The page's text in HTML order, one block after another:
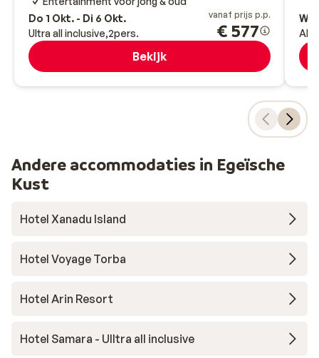
Do 1 Okt. - Di 6 Okt.
Ultra all inclusive 2pers.
vanaf prijs p.p.
€ 577
Bekijk
Wo
All-
Andere accommodaties in Egeïsche
Kust
Hotel Xanadu Island
Hotel Voyage Torba
Hotel Arin Resort
Hotel Samara - Ulltra all inclusive